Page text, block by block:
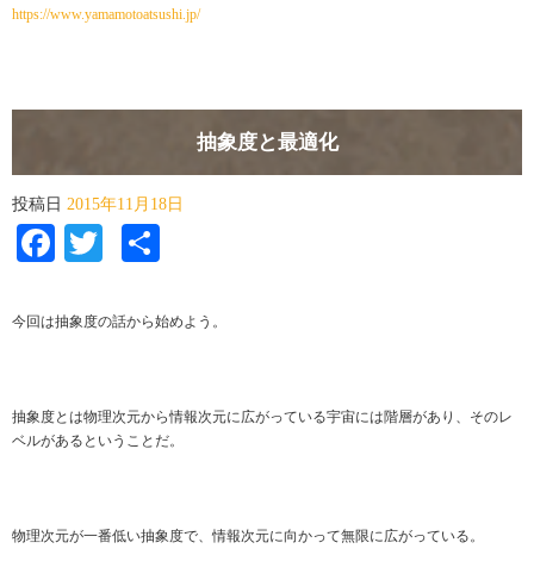
https://www.yamamotoatsushi.jp/
抽象度と最適化
投稿日 2015年11月18日
Facebook
Twitter
今回は抽象度の話から始めよう。
抽象度とは物理次元から情報次元に広がっている宇宙には階層があり、そのレ
ベルがあるということだ。
物理次元が一番低い抽象度で、情報次元に向かって無限に広がっている。